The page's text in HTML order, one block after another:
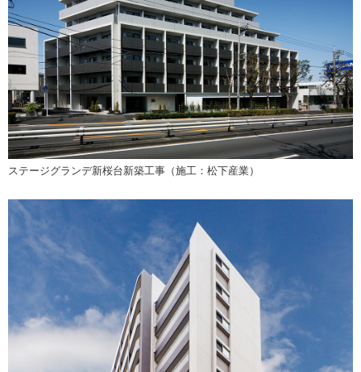
ステージグランデ新桜台新築工事（施工：松下産業）